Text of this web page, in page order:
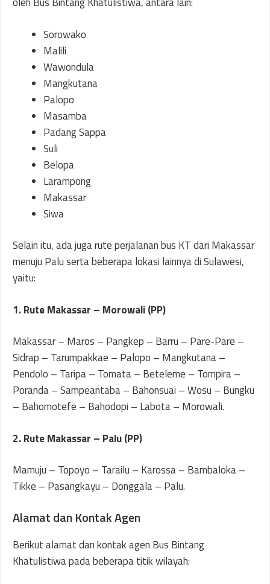
Sorowako
Malili
Wawondula
Mangkutana
Palopo
Masamba
Padang Sappa
Suli
Belopa
Larampong
Makassar
Siwa
Selain itu, ada juga rute perjalanan bus KT dari Makassar
menuju Palu serta beberapa lokasi lainnya di Sulawesi,
yaitu:
1. Rute Makassar – Morowali (PP)
Makassar – Maros – Pangkep – Barru – Pare-Pare –
Sidrap – Tarumpakkae – Palopo – Mangkutana –
Pendolo – Taripa – Tomata – Beteleme – Tompira –
Poranda – Sampeantaba – Bahonsuai – Wosu – Bungku
– Bahomotefe – Bahodopi – Labota – Morowali.
2. Rute Makassar – Palu (PP)
Mamuju – Topoyo – Tarailu – Karossa – Bambaloka –
Tikke – Pasangkayu – Donggala – Palu.
Alamat dan Kontak Agen
Berikut alamat dan kontak agen Bus Bintang
Khatulistiwa pada beberapa titik wilayah: